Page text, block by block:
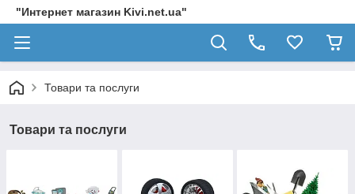
"Интернет магазин Kivi.net.ua"
Товари та послуги
Товари та послуги